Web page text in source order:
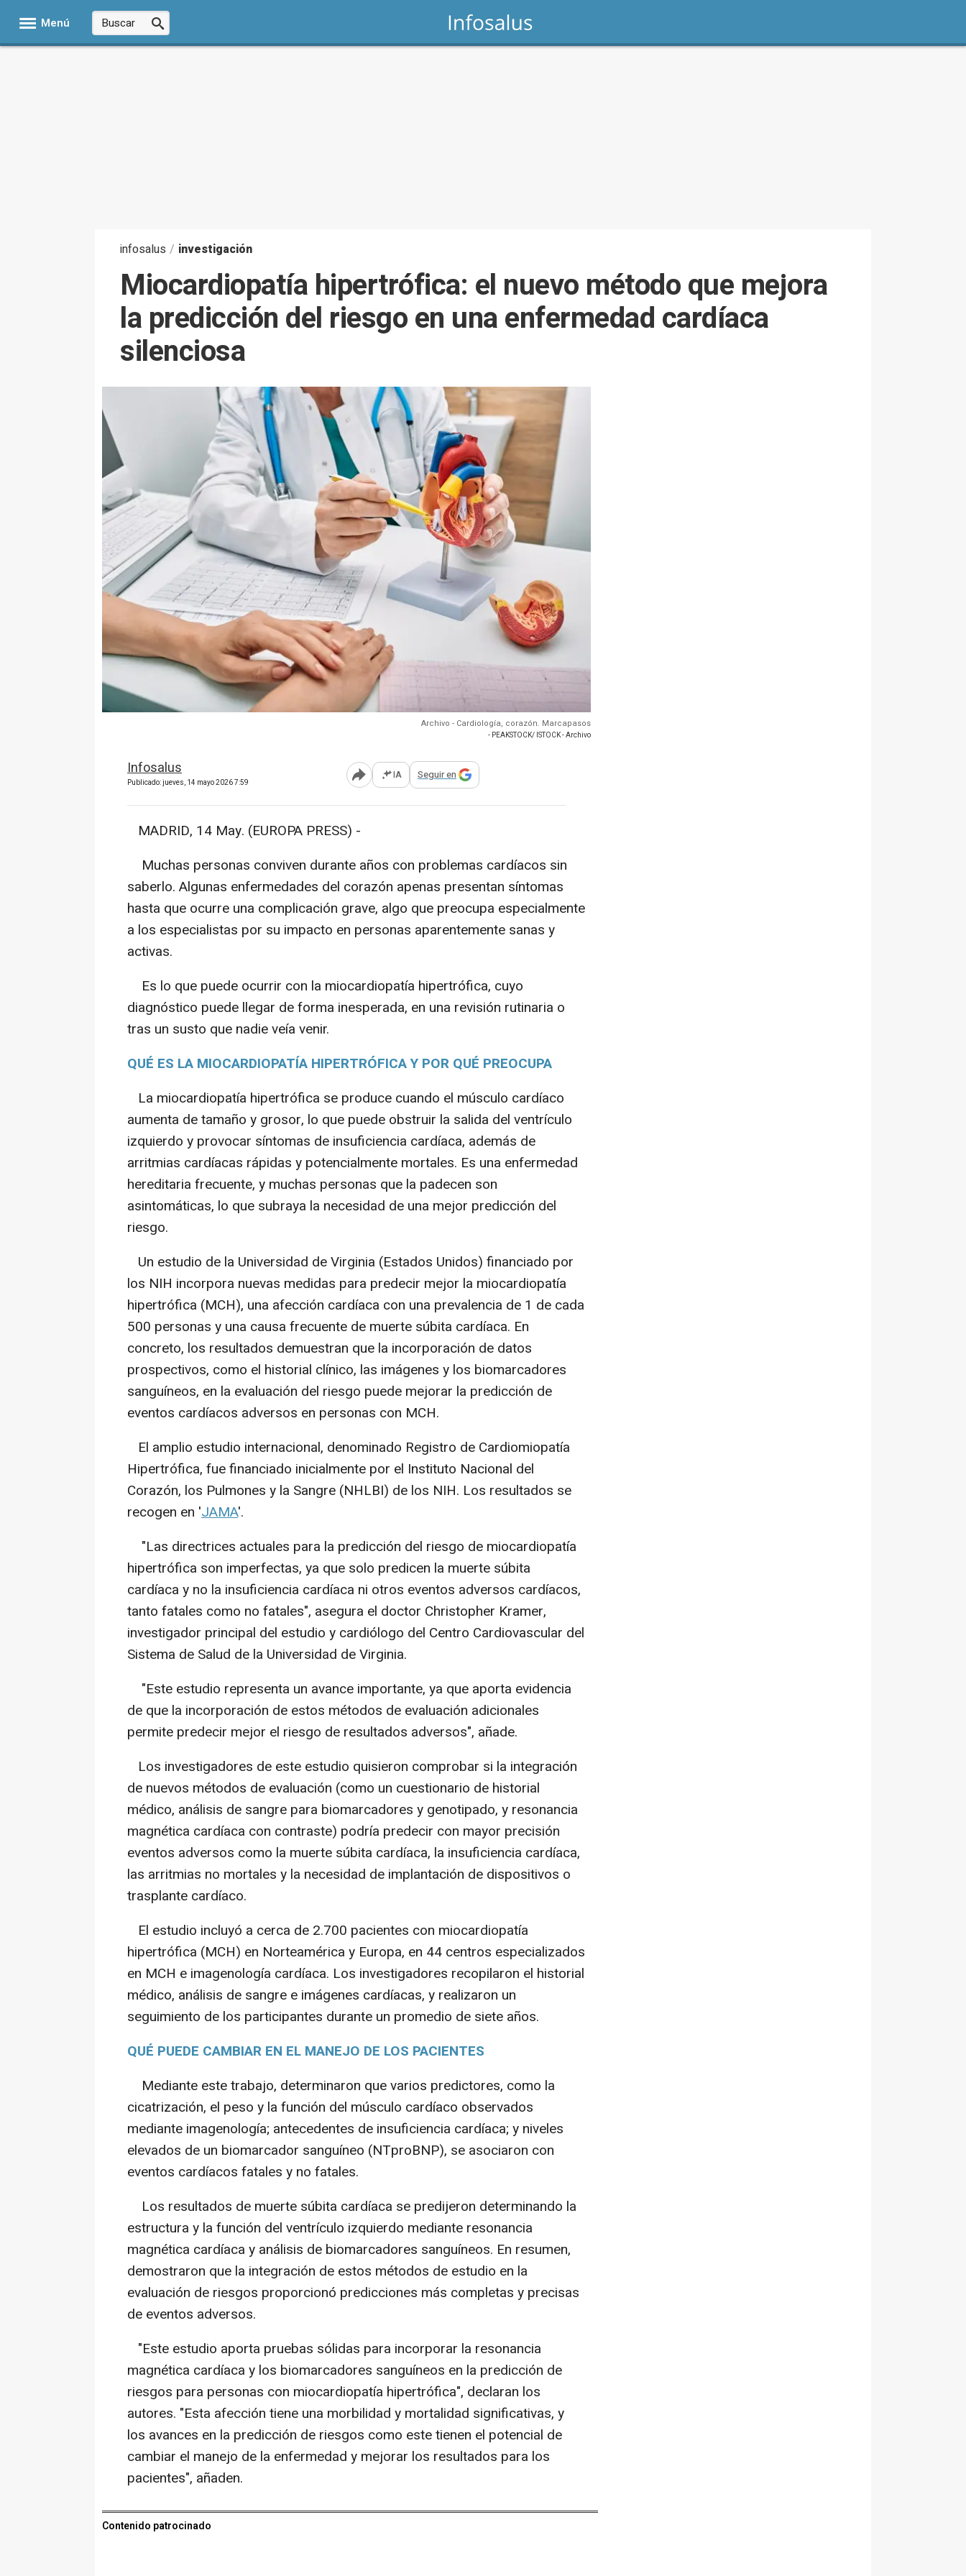
Menú
infosalus / investigación
Miocardiopatía hipertrófica: el nuevo método que mejora
la predicción del riesgo en una enfermedad cardíaca
silenciosa
Archivo - Cardiología, corazón. Marcapasos
- PEAKSTOCK/ ISTOCK - Archivo
Infosalus
Publicado: jueves, 14 mayo 2026 7:59 Abrir opciones para compartir
IA Seguir en
MADRID, 14 May. (EUROPA PRESS) -
Muchas personas conviven durante años con problemas cardíacos sin
saberlo. Algunas enfermedades del corazón apenas presentan síntomas
hasta que ocurre una complicación grave, algo que preocupa especialmente
a los especialistas por su impacto en personas aparentemente sanas y
activas.
Es lo que puede ocurrir con la miocardiopatía hipertrófica, cuyo
diagnóstico puede llegar de forma inesperada, en una revisión rutinaria o
tras un susto que nadie veía venir.
QUÉ ES LA MIOCARDIOPATÍA HIPERTRÓFICA Y POR QUÉ PREOCUPA
La miocardiopatía hipertrófica se produce cuando el músculo cardíaco
aumenta de tamaño y grosor, lo que puede obstruir la salida del ventrículo
izquierdo y provocar síntomas de insuficiencia cardíaca, además de
arritmias cardíacas rápidas y potencialmente mortales. Es una enfermedad
hereditaria frecuente, y muchas personas que la padecen son
asintomáticas, lo que subraya la necesidad de una mejor predicción del
riesgo.
Un estudio de la Universidad de Virginia (Estados Unidos) financiado por
los NIH incorpora nuevas medidas para predecir mejor la miocardiopatía
hipertrófica (MCH), una afección cardíaca con una prevalencia de 1 de cada
500 personas y una causa frecuente de muerte súbita cardíaca. En
concreto, los resultados demuestran que la incorporación de datos
prospectivos, como el historial clínico, las imágenes y los biomarcadores
sanguíneos, en la evaluación del riesgo puede mejorar la predicción de
eventos cardíacos adversos en personas con MCH.
El amplio estudio internacional, denominado Registro de Cardiomiopatía
Hipertrófica, fue financiado inicialmente por el Instituto Nacional del
Corazón, los Pulmones y la Sangre (NHLBI) de los NIH. Los resultados se
recogen en 'JAMA'.
"Las directrices actuales para la predicción del riesgo de miocardiopatía
hipertrófica son imperfectas, ya que solo predicen la muerte súbita
cardíaca y no la insuficiencia cardíaca ni otros eventos adversos cardíacos,
tanto fatales como no fatales", asegura el doctor Christopher Kramer,
investigador principal del estudio y cardiólogo del Centro Cardiovascular del
Sistema de Salud de la Universidad de Virginia.
"Este estudio representa un avance importante, ya que aporta evidencia
de que la incorporación de estos métodos de evaluación adicionales
permite predecir mejor el riesgo de resultados adversos", añade.
Los investigadores de este estudio quisieron comprobar si la integración
de nuevos métodos de evaluación (como un cuestionario de historial
médico, análisis de sangre para biomarcadores y genotipado, y resonancia
magnética cardíaca con contraste) podría predecir con mayor precisión
eventos adversos como la muerte súbita cardíaca, la insuficiencia cardíaca,
las arritmias no mortales y la necesidad de implantación de dispositivos o
trasplante cardíaco.
El estudio incluyó a cerca de 2.700 pacientes con miocardiopatía
hipertrófica (MCH) en Norteamérica y Europa, en 44 centros especializados
en MCH e imagenología cardíaca. Los investigadores recopilaron el historial
médico, análisis de sangre e imágenes cardíacas, y realizaron un
seguimiento de los participantes durante un promedio de siete años.
QUÉ PUEDE CAMBIAR EN EL MANEJO DE LOS PACIENTES
Mediante este trabajo, determinaron que varios predictores, como la
cicatrización, el peso y la función del músculo cardíaco observados
mediante imagenología; antecedentes de insuficiencia cardíaca; y niveles
elevados de un biomarcador sanguíneo (NTproBNP), se asociaron con
eventos cardíacos fatales y no fatales.
Los resultados de muerte súbita cardíaca se predijeron determinando la
estructura y la función del ventrículo izquierdo mediante resonancia
magnética cardíaca y análisis de biomarcadores sanguíneos. En resumen,
demostraron que la integración de estos métodos de estudio en la
evaluación de riesgos proporcionó predicciones más completas y precisas
de eventos adversos.
"Este estudio aporta pruebas sólidas para incorporar la resonancia
magnética cardíaca y los biomarcadores sanguíneos en la predicción de
riesgos para personas con miocardiopatía hipertrófica", declaran los
autores. "Esta afección tiene una morbilidad y mortalidad significativas, y
los avances en la predicción de riesgos como este tienen el potencial de
cambiar el manejo de la enfermedad y mejorar los resultados para los
pacientes", añaden.
Contenido patrocinado